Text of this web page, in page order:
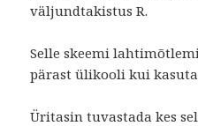
väljundtakistus R.
Selle skeemi
pärast ülikooli kui
Üritasin tuvastada kes